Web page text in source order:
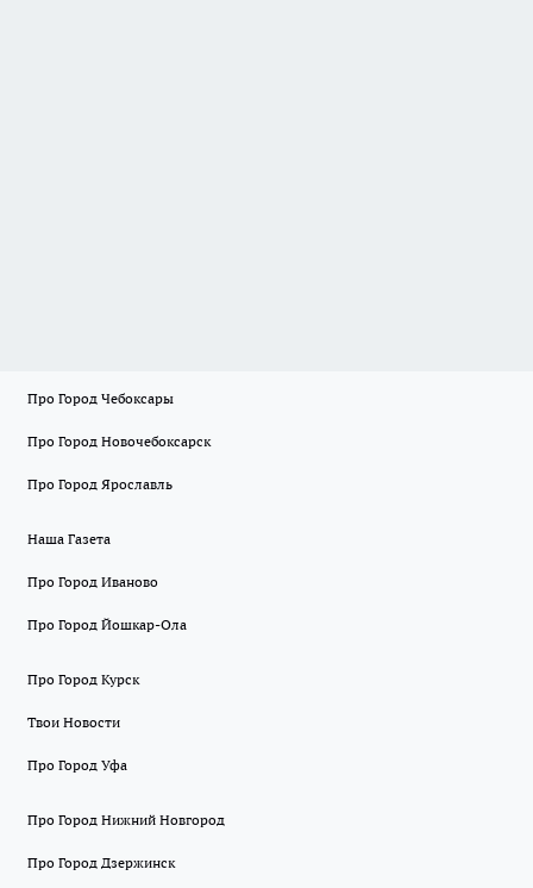
Про Город Чебоксары
Про Город Новочебоксарск
Про Город Ярославль
Наша Газета
Про Город Иваново
Про Город Йошкар-Ола
Про Город Курск
Твои Новости
Про Город Уфа
Про Город Нижний Новгород
Про Город Дзержинск